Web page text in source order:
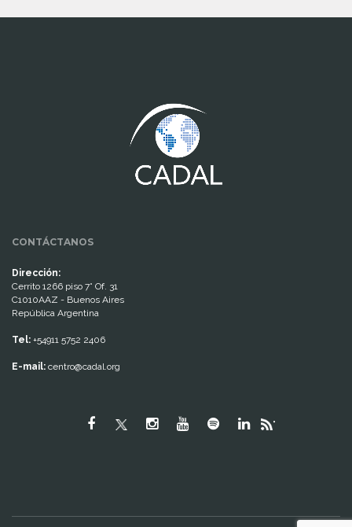
CONTÁCTANOS
Dirección:
Cerrito 1266 piso 7° Of. 31
C1010AAZ - Buenos Aires
República Argentina
Tel: +54911 5752 2406
E-mail: centro@cadal.org
"